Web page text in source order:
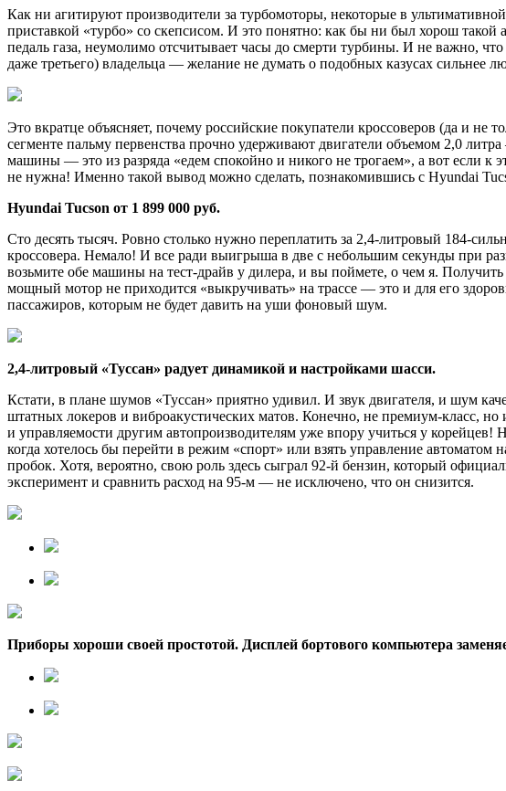
Как ни агитируют производители за турбомоторы, некоторые в
приставкой «турбо» со скепсисом. И это понятно: как бы ни был хорош
педаль газа, неумолимо отсчитывает часы до смерти турбины. И не важно,
даже третьего) владельца — желание не думать о подобных казусах сильнее
Это вкратце объясняет, почему российские покупатели кроссоверов (да и
сегменте пальму первенства прочно удерживают двигатели объемом 2,0
машины — это из разряда «едем спокойно и никого не трогаем», а вот если к
не нужна! Именно такой вывод можно сделать, познакомившись с Hyundai
Hyundai Tucson от 1 899 000 руб.
Сто десять тысяч. Ровно столько нужно переплатить за 2,4‑литровый
кроссовера. Немало! И все ради выигрыша в две с небольшим секунды при
возьмите обе машины на тест-драйв у дилера, и вы поймете, о чем я.
мощный мотор не приходится «выкручивать» на трассе — это и для его
пассажиров, которым не будет давить на уши фоновый шум.
2,4-литровый «Туссан» радует динамикой и настройками шасси.
Кстати, в плане шумов «Туссан» приятно удивил. И звук двигателя, и шум
штатных локеров и виброакустических матов. Конечно, не премиум-класс,
и управляемости другим автопроизводителям уже впору учиться у
когда хотелось бы перейти в режим «спорт» или взять управление
пробок. Хотя, вероятно, свою роль здесь сыграл 92‑й бензин, который
эксперимент и сравнить расход на 95‑м — не исключено, что он снизится.
Приборы хороши своей простотой. Дисплей бортового компьютера